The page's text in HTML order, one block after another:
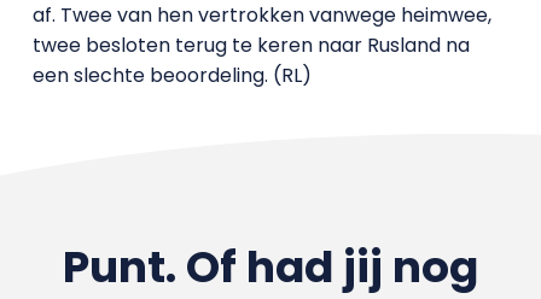
af. Twee van hen vertrokken vanwege heimwee,
twee besloten terug te keren naar Rusland na
een slechte beoordeling. (RL)
Punt. Of had jij nog